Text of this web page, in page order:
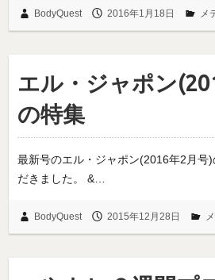
BodyQuest 2016年1月18日 メ
エル・ジャポン
の特集
最新号のエル・ジャポン(2016年2月号
だきました。 &…
BodyQuest 2015年12月28日